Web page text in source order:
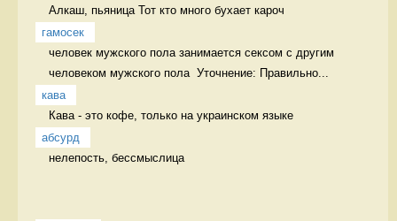
Алкаш, пьяница Тот кто много бухает кароч
гамосек
человек мужского пола занимается сексом с другим
человеком мужского пола  Уточнение: Правильно...
кава
Кава - это кофе, только на украинском языке
абсурд
нелепость, бессмыслица